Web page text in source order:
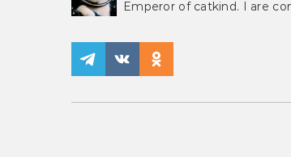
Emperor of catkind. I are